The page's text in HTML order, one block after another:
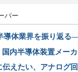
パー
導体業界を振り返
内半導体装置メー
えたい、アナログ